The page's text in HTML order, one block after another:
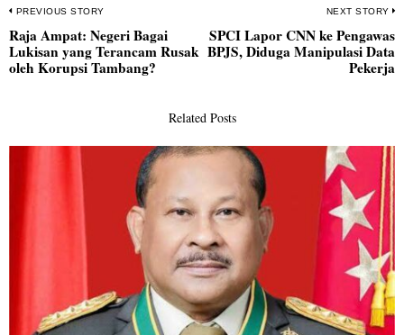
Navigasi
pos
PREVIOUS STORY
Previous
post:
Raja Ampat: Negeri Bagai
Lukisan yang Terancam Rusak
oleh Korupsi Tambang?
NEXT STORY
SPCI Lapor CNN ke Pengawas
BPJS, Diduga Manipulasi Data
Pekerja
Related Posts